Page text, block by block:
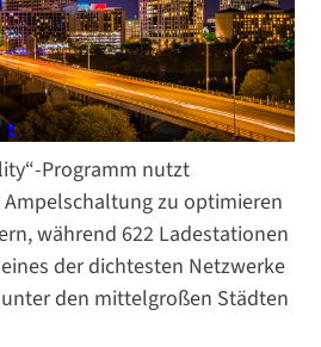
Programm nutzt
zu optimieren
während 622 Ladestationen
der dichtesten Netzwerke
den mittelgroßen Städten